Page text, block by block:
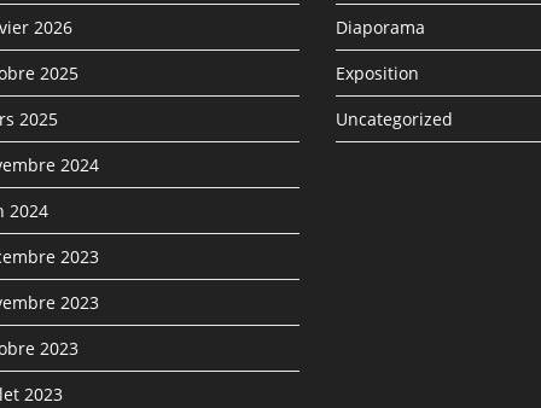
2026
2025
2025
2024
2024
2023
2023
2023
2023
Diaporama
Exposition
Uncategorized